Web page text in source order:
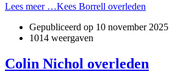
Lees meer …Kees Borrell overleden
Gepubliceerd op 10 november 2025
1014 weergaven
Colin Nichol overleden